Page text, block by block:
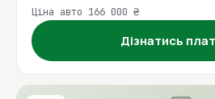
Ціна авто 166 000 ₴
Дізнатись